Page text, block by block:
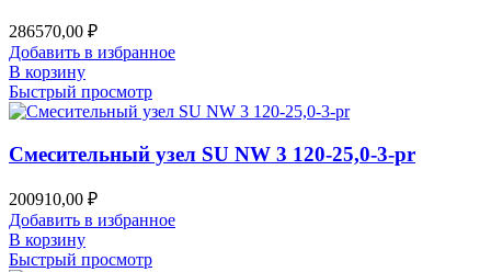
286570,00 ₽
Добавить в избранное
В корзину
Быстрый просмотр
Смесительный узел SU NW 3 120-25,0-3-pr
200910,00 ₽
Добавить в избранное
В корзину
Быстрый просмотр